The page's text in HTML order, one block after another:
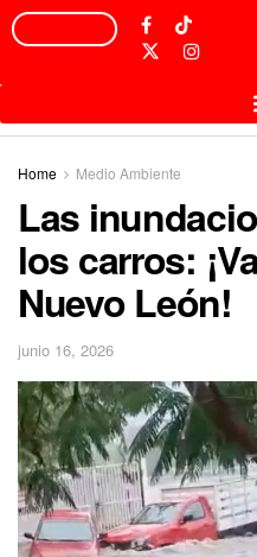
Home Medio Ambiente
Las
los carros:
Nuevo León!
junio 16, 2026